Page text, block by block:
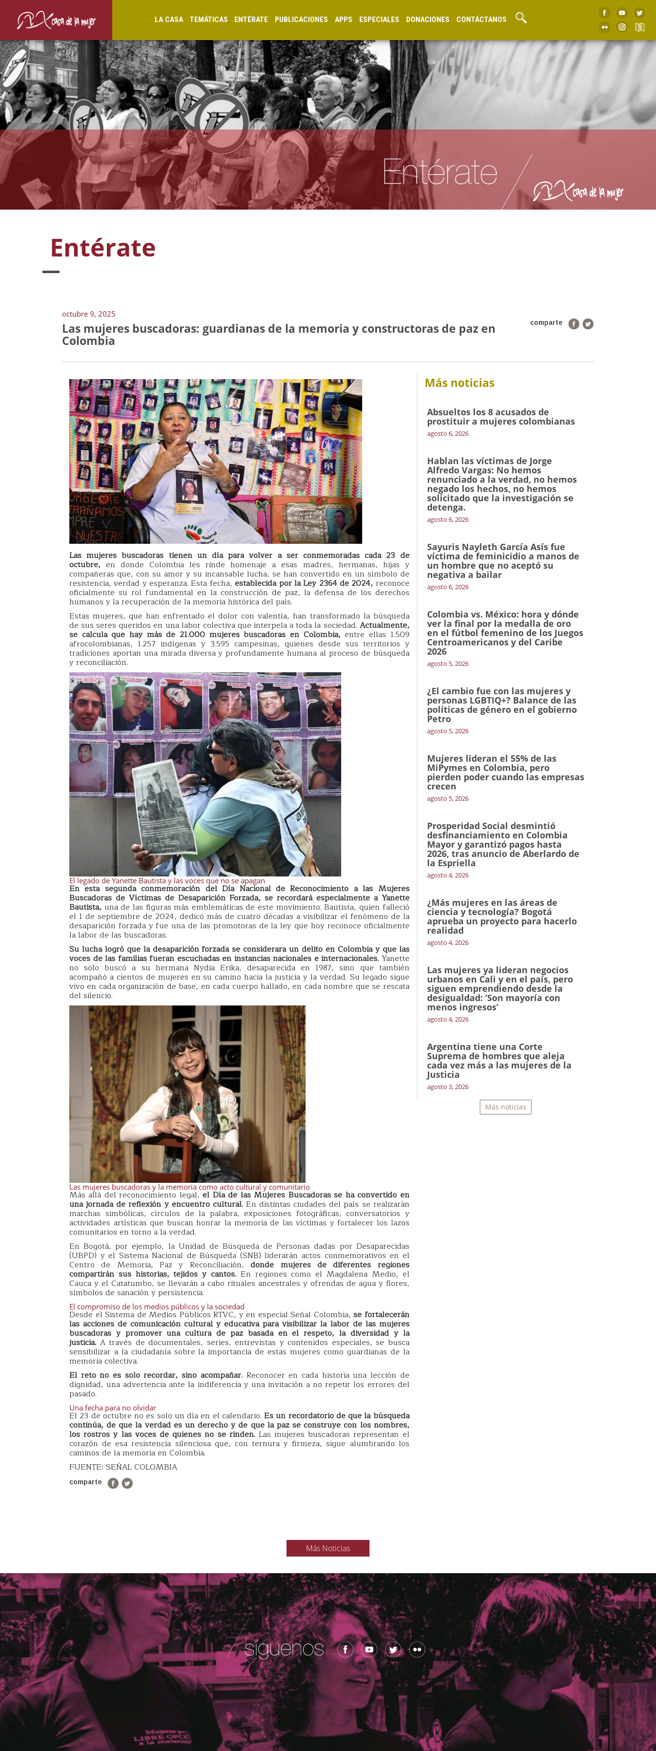
LA CASA TEMÁTICAS ENTÉRATE PUBLICACIONES APPS ESPECIALES DONACIONES CONTÁCTANOS
Entérate
octubre 9, 2025
comparte
Las mujeres buscadoras: guardianas de la memoria y constructoras de paz en
Colombia
Las mujeres buscadoras tienen un día para volver a ser conmemoradas cada 23 de
octubre,en donde Colombia les rinde homenaje a esas madres, hermanas, hijas y
compañeras que, con su amor y su incansable lucha, se han convertido en un símbolo de
resistencia, verdad y esperanza. Esta fecha,establecida por la Ley 2364 de 2024, reconoce
oficialmente su rol fundamental en la construcción de paz, la defensa de los derechos
humanos y la recuperación de la memoria histórica del país.
Estas mujeres, que han enfrentado el dolor con valentía, han transformado la búsqueda
de sus seres queridos en una labor colectiva que interpela a toda la sociedad. Actualmente,
se calcula que hay más de 21.000 mujeres buscadoras en Colombia, entre ellas 1.509
afrocolombianas, 1.257 indígenas y 3.595 campesinas, quienes desde sus territorios y
tradiciones aportan una mirada diversa y profundamente humana al proceso de búsqueda
y reconciliación.
El legado de Yanette Bautista y las voces que no se apagan
En esta segunda conmemoración del Día Nacional de Reconocimiento a las Mujeres
Buscadoras de Víctimas de Desaparición Forzada, se recordará especialmente a Yanette
Bautista, una de las figuras más emblemáticas de este movimiento. Bautista, quien falleció
el 1 de septiembre de 2024, dedicó más de cuatro décadas a visibilizar el fenómeno de la
desaparición forzada y fue una de las promotoras de la ley que hoy reconoce oficialmente
la labor de las buscadoras.
Su lucha logró que la desaparición forzada se considerara un delito en Colombia y que las
voces de las familias fueran escuchadas en instancias nacionales e internacionales. Yanette
no solo buscó a su hermana Nydia Erika, desaparecida en 1987, sino que también
acompañó a cientos de mujeres en su camino hacia la justicia y la verdad. Su legado sigue
vivo en cada organización de base, en cada cuerpo hallado, en cada nombre que se rescata
del silencio.
Las mujeres buscadoras y la memoria como acto cultural y comunitario
Más allá del reconocimiento legal,el Día de las Mujeres Buscadoras se ha convertido en
una jornada de reflexión y encuentro cultural.En distintas ciudades del país se realizarán
marchas simbólicas, círculos de la palabra, exposiciones fotográficas, conversatorios y
actividades artísticas que buscan honrar la memoria de las víctimas y fortalecer los lazos
comunitarios en torno a la verdad.
En Bogotá, por ejemplo, la Unidad de Búsqueda de Personas dadas por Desaparecidas
(UBPD) y el Sistema Nacional de Búsqueda (SNB) liderarán actos conmemorativos en el
Centro de Memoria, Paz y Reconciliación,donde mujeres de diferentes regiones
compartirán sus historias, tejidos y cantos. En regiones como el Magdalena Medio, el
Cauca y el Catatumbo, se llevarán a cabo rituales ancestrales y ofrendas de agua y flores,
símbolos de sanación y persistencia.
El compromiso de los medios públicos y la sociedad
Desde el Sistema de Medios Públicos RTVC, y en especial Señal Colombia,se fortalecerán
las acciones de comunicación cultural y educativa para visibilizar la labor de las mujeres
buscadoras y promover una cultura de paz basada en el respeto, la diversidad y la
justicia. A través de documentales, series, entrevistas y contenidos especiales, se busca
sensibilizar a la ciudadanía sobre la importancia de estas mujeres como guardianas de la
memoria colectiva.
El reto no es solo recordar, sino acompañar.Reconocer en cada historia una lección de
dignidad, una advertencia ante la indiferencia y una invitación a no repetir los errores del
pasado.
Una fecha para no olvidar
El 23 de octubre no es solo un día en el calendario.Es un recordatorio de que la búsqueda
continúa, de que la verdad es un derecho y de que la paz se construye con los nombres,
los rostros y las voces de quienes no se rinden.Las mujeres buscadoras representan el
corazón de esa resistencia silenciosa que, con ternura y firmeza, sigue alumbrando los
caminos de la memoria en Colombia.
FUENTE: SEÑAL COLOMBIA
comparte
Más noticias
Absueltos los 8 acusados de
prostituir a mujeres colombianas
agosto 6, 2026
Hablan las víctimas de Jorge
Alfredo Vargas: No hemos
renunciado a la verdad, no hemos
negado los hechos, no hemos
solicitado que la investigación se
detenga.
agosto 6, 2026
Sayuris Nayleth García Asís fue
víctima de feminicidio a manos de
un hombre que no aceptó su
negativa a bailar
agosto 6, 2026
Colombia vs. México: hora y dónde
ver la final por la medalla de oro
en el fútbol femenino de los Juegos
Centroamericanos y del Caribe
2026
agosto 5, 2026
¿El cambio fue con las mujeres y
personas LGBTIQ+? Balance de las
políticas de género en el gobierno
Petro
agosto 5, 2026
Mujeres lideran el 55% de las
MiPymes en Colombia, pero
pierden poder cuando las empresas
crecen
agosto 5, 2026
Prosperidad Social desmintió
desfinanciamiento en Colombia
Mayor y garantizó pagos hasta
2026, tras anuncio de Aberlardo de
la Espriella
agosto 4, 2026
¿Más mujeres en las áreas de
ciencia y tecnología? Bogotá
aprueba un proyecto para hacerlo
realidad
agosto 4, 2026
Las mujeres ya lideran negocios
urbanos en Cali y en el país, pero
siguen emprendiendo desde la
desigualdad: ‘Son mayoría con
menos ingresos’
agosto 4, 2026
Argentina tiene una Corte
Suprema de hombres que aleja
cada vez más a las mujeres de la
Justicia
agosto 3, 2026
Más noticias
Más Noticias